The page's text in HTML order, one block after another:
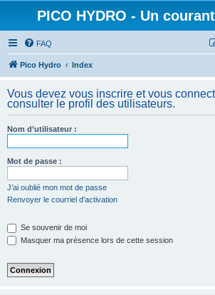
PICO HYDRO - Un
FAQ
Pico Hydro Index
Vous devez vous inscrire et vous
consulter le profil des utilisateurs.
Nom d’utilisateur :
Mot de passe :
J’ai oublié mon mot de passe
Renvoyer le courriel d’activation
Se souvenir de moi
Masquer ma présence lors de cette session